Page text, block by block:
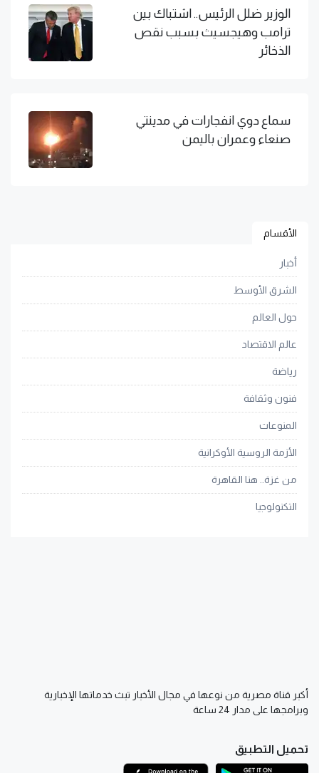
الوزير ضلل الرئيس.. اشتباك بين
ترامب وهيجسيث بسبب نقص
الذخائر
سماع دوي انفجارات في مدينتي
صنعاء وعمران باليمن
الأقسام
أخبار
الشرق الأوسط
حول العالم
عالم الاقتصاد
رياضة
فنون وثقافة
المنوعات
الأزمة الروسية الأوكرانية
من غزة.. هنا القاهرة
التكنولوجيا
أكبر قناة مصرية من نوعها في مجال الأخبار تبث خدماتها الإخبارية
وبرامجها على مدار 24 ساعة
تحميل التطبيق